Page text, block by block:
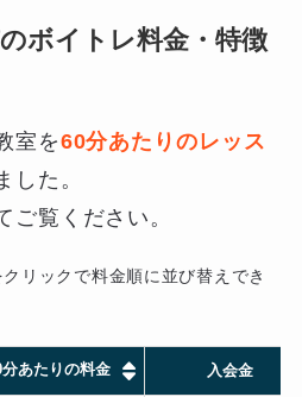
のボイトレ料金・特徴
室を60分あたりのレッス
した。
ご覧ください。
リックで料金順に並び替えでき
分あたりの料金 入会金